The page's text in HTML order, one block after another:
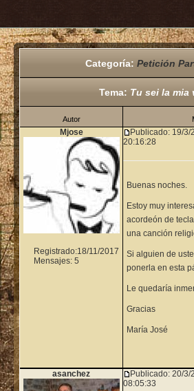
Categoría: Petición
Tema: Tu sei la mia
Autor
Mjose
Registrado:18/11/2017
Mensajes: 5
Publicado: 19/3/
20:16:28
Buenas noches.
Estoy muy
acordeón de
una canción
Si alguien de
ponerla en esta
Le quedaría
Gracias
María José
asanchez Publicado: 20/3/
08:05:33